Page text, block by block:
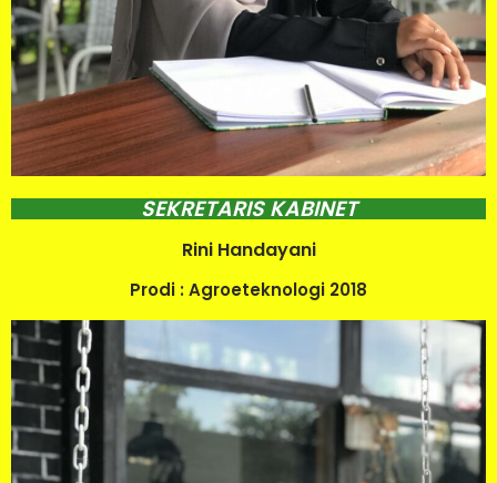
SEKRETARIS KABINET
Rini Handayani
Prodi : Agroeteknologi 2018